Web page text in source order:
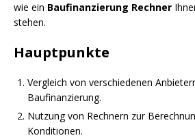
wie ein Baufinanzierung Rechner
stehen.
Hauptpunkte
Vergleich von verschiedenen
Baufinanzierung.
Nutzung von Rechnern zur
Konditionen.